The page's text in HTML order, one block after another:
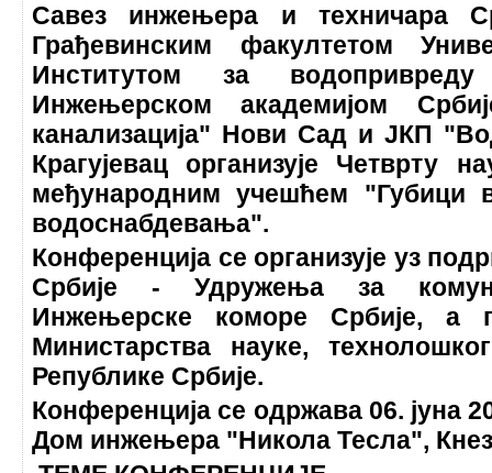
Савез инжењера и техничара
Грађевинским факултетом
Институтом за
Инжењерском академијом
канализација" Нови Сад и ЈКП
Крагујевац организује Четврту
међународним учешћем "Губици
водоснабдевања".
Конференција се организује уз
Србије - Удружења за
Инжењерске коморе Србије, а
Министарства науке,
Републике Србије.
Конференција се одржава 06. јуна
Дом инжењера "Никола Тесла",